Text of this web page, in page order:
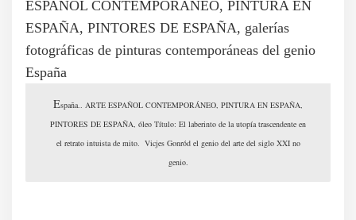
España.. ARTE ESPAÑOL CONTEMPORÁNEO, PINTURA EN ESPAÑA,
PINTORES DE ESPAÑA, óleo Título: El laberinto de la utopía trascendente en
el retrato intuista de mito. Vicjes Gonród el genio del arte del siglo XXI no
genio.